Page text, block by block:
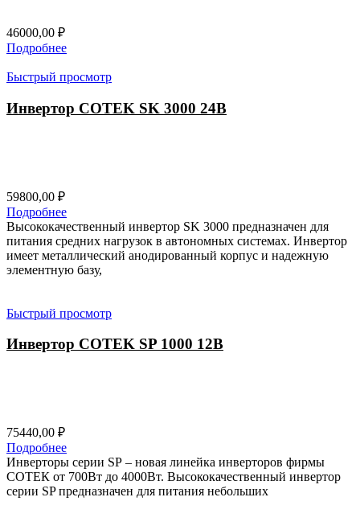
46000,00 ₽
Подробнее
Быстрый просмотр
Инвертор COTEK SK 3000 24В
59800,00 ₽
Подробнее
Высококачественный инвертор SK 3000 предназначен для
питания средних нагрузок в автономных системах. Инвертор
имеет металлический анодированный корпус и надежную
элементную базу,
Быстрый просмотр
Инвертор COTEK SP 1000 12В
75440,00 ₽
Подробнее
Инверторы серии SP – новая линейка инверторов фирмы
СОТЕК от 700Вт до 4000Вт. Высококачественный инвертор
серии SP предназначен для питания небольших